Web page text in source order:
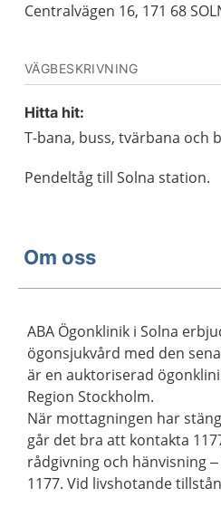
Centralvägen 16, 171 68
VÄGBESKRIVNING
Hitta hit:
T-bana, buss, tvärbana och
Pendeltåg till Solna station.
Om oss
ABA Ögonklinik i Solna
ögonsjukvård med den
är en auktoriserad
Region Stockholm.
När mottagningen har
går det bra att kontakta
rådgivning och hänvisning
1177. Vid livshotande